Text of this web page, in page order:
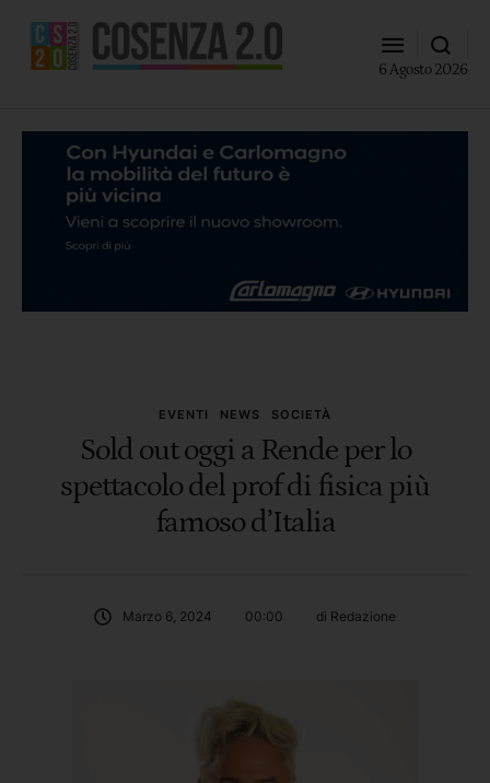
6 Agosto 2026
EVENTI NEWS SOCIETÀ
Sold out oggi a Rende per lo
spettacolo del prof di fisica più
famoso d’Italia
Marzo 6, 2024 00:00 di Redazione